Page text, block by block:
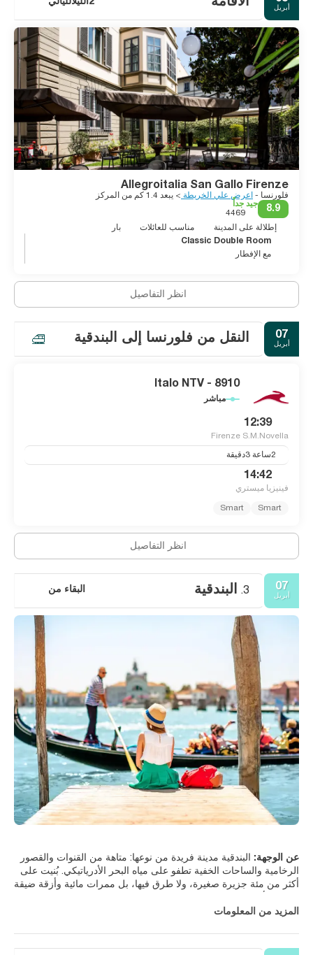
أبريل
2الليلالليالي
Allegroitalia San Gallo Firenze
فلورنسا - اعرض علي الخريطة > يبعد 1.4 كم من المركز
8.9
جيد جداً
4469
إطلالة على المدينة
مناسب للعائلات
بار
Classic Double Room
مع الإفطار
انظر التفاصيل
07
أبريل النقل من فلورنسا إلى البندقية
Italo NTV - 8910
مباشر
12:39
Firenze S.M.Novella
14:42
فينيزيا ميستري
Smart
Smart
انظر التفاصيل
07
أبريل 3. البندقية البقاء من
عن الوجهة:
البندقية مدينة فريدة من نوعها: متاهة من القنوات والقصور
الرخامية والساحات الخفية تطفو على مياه البحر الأدرياتيكي. بُنيت على
أكثر من مئة جزيرة صغيرة، ولا طرق فيها، بل ممرات مائية وأزقة ضيقة
تُحيط بها كاتدرائية سان ماركو الباهرة، وقصر دوجي، وبرج الجرس
المزيد من المعلومات